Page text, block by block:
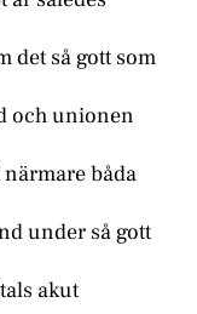
det så gott som
och unionen
närmare båda
under så gott
akut